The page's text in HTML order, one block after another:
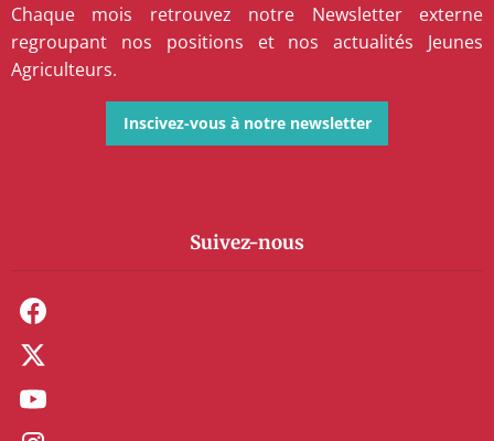
Chaque mois retrouvez notre Newsletter externe
regroupant nos positions et nos actualités Jeunes
Agriculteurs.
Inscivez-vous à notre newsletter
Suivez-nous